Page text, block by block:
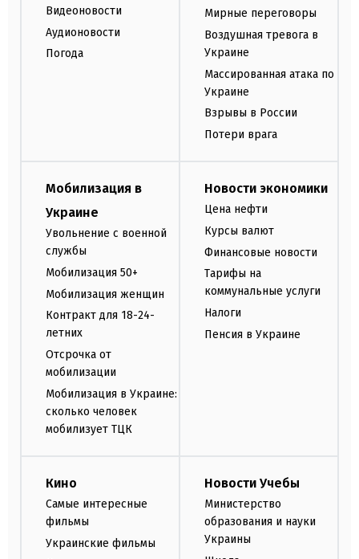
Видеоновости
Аудионовости
Погода
Мирные переговоры
Воздушная тревога в
Украине
Массированная атака по
Украине
Взрывы в России
Потери врага
Мобилизация в
Украине
Увольнение с военной
службы
Мобилизация 50+
Мобилизация женщин
Контракт для 18-24-
летних
Отсрочка от
мобилизации
Мобилизация в Украине:
сколько человек
мобилизует ТЦК
Новости экономики
Цена нефти
Курсы валют
Финансовые новости
Тарифы на
коммунальные услуги
Налоги
Пенсия в Украине
Кино
Самые интересные
фильмы
Украинские фильмы
Новости Учебы
Министерство
образования и науки
Украины